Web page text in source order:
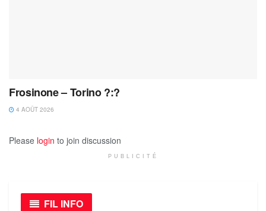
Frosinone – Torino ?:?
4 AOÛT 2026
Please login to join discussion
PUBLICITÉ
FIL INFO